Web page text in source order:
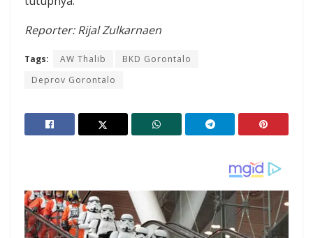
Reporter: Rijal Zulkarnaen
Tags: AW Thalib
BKD Gorontalo
Deprov Gorontalo